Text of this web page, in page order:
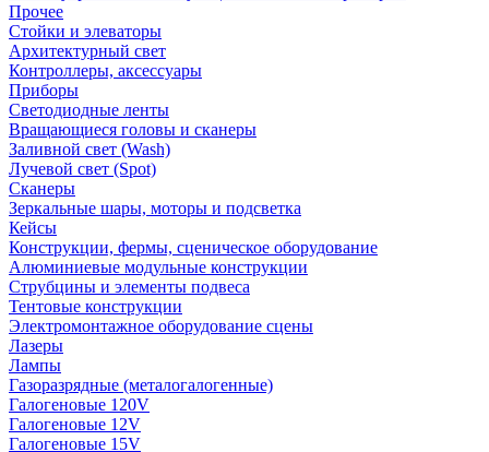
Прочее
Стойки и элеваторы
Архитектурный свет
Контроллеры, аксессуары
Приборы
Светодиодные ленты
Вращающиеся головы и сканеры
Заливной свет (Wash)
Лучевой свет (Spot)
Сканеры
Зеркальные шары, моторы и подсветка
Кейсы
Конструкции, фермы, сценическое оборудование
Алюминиевые модульные конструкции
Струбцины и элементы подвеса
Тентовые конструкции
Электромонтажное оборудование сцены
Лазеры
Лампы
Газоразрядные (металогалогенные)
Галогеновые 120V
Галогеновые 12V
Галогеновые 15V